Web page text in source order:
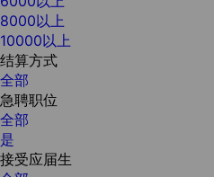
8000以上
10000以上
结算方式
全部
急聘职位
全部
是
接受应届生